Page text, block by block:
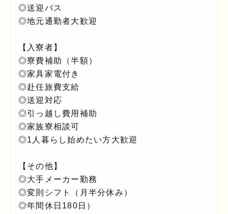
◎送迎バス
◎地元通勤者大歓迎
【入寮者】
◎寮費補助（半額）
◎家具家電付き
◎赴任旅費支給
◎送迎対応
◎引っ越し費用補助
◎家族寮相談可
◎1人暮らし始めたい方大歓迎
【その他】
◎大手メーカー勤務
◎変則シフト（月半分休み）
◎年間休日180日）